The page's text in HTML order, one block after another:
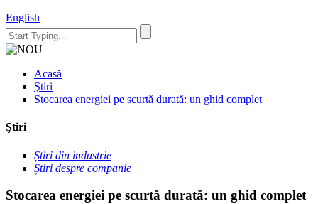
English
Acasă
Ştiri
Stocarea energiei pe scurtă durată: un ghid complet
Ştiri
Știri din industrie
Știri despre companie
Stocarea energiei pe scurtă durată: un ghid complet